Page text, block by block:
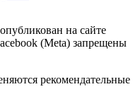
на сайте
(Metа) запрещены
рекомендательные